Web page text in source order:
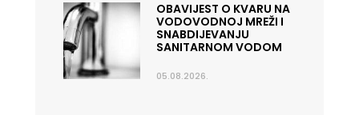
OBAVIJEST O KVARU NA
VODOVODNOJ MREŽI I
SNABDIJEVANJU
SANITARNOM VODOM
05.08.2026.